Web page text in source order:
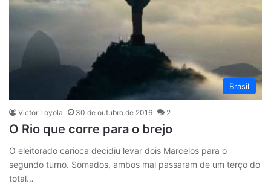
Brasil
Victor Loyola 30 de outubro de 2016 2
O Rio que corre para o brejo
O eleitorado carioca decidiu levar dois Marcelos para o
segundo turno. Somados, ambos mal passaram de um terço do
total…